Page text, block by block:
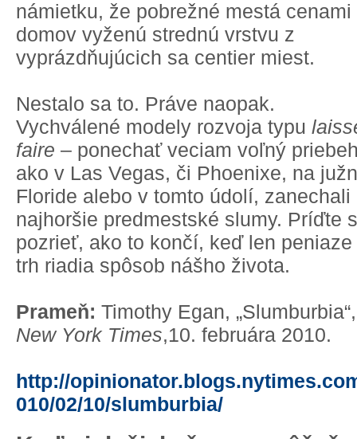
námietku, že pobrežné mestá cenami
domov vyženú strednú vrstvu z
vyprázdňujúcich sa centier miest.
Nestalo sa to. Práve naopak.
Vychválené modely rozvoja typu
faire – ponechať veciam voľný
ako v Las Vegas, či Phoenixe, na
Floride alebo v tomto údolí, zanechali
najhoršie predmestské slumy. Príďte
pozrieť, ako to končí, keď len peniaze
trh riadia spôsob nášho života.
Prameň: Timothy Egan, „Slumburbia“,
New York Times,10. februára 2010.
http://
010/02/10/slumburbia/